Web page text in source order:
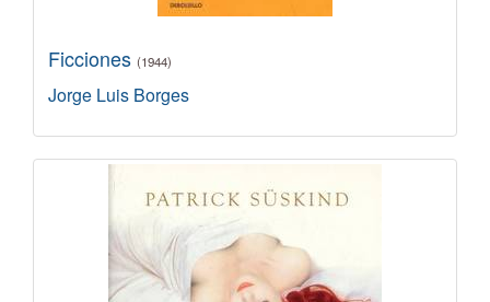
Ficciones (1944)
Jorge Luis Borges